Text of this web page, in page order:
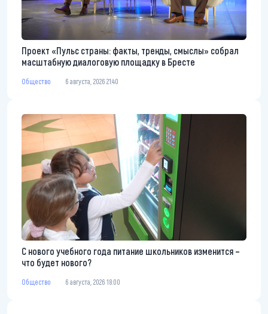
Проект «Пульс страны: факты, тренды, смыслы» собрал
масштабную диалоговую площадку в Бресте
Общество 6 августа, 2026 21:40
С нового учебного года питание школьников изменится –
что будет нового?
Общество 6 августа, 2026 18:00